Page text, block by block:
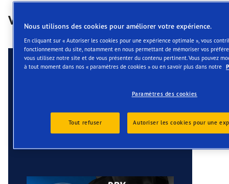
VidéosNous utilisons des cookies pour améliorer votre expérience.
En cliquant sur « Autoriser les cookies pour une expérience optimale », vous
fonctionnement du site, notamment en nous permettant de mémoriser vos
vous utilisez notre site et de vous présenter du contenu pertinent. Vous pouvez
à tout moment dans nos « paramètres de cookies » ou en savoir plus dans notre
Paramètres des cookies
Tout refuser Autoriser les cookies pour une